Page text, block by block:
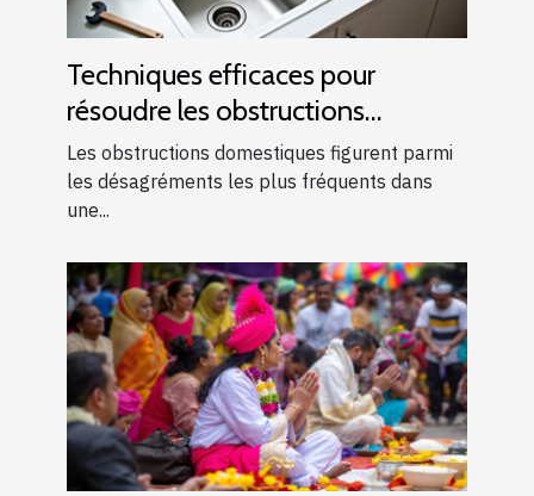
Techniques efficaces pour
résoudre les obstructions
domestiques courantes
Les obstructions domestiques figurent parmi
les désagréments les plus fréquents dans
une...